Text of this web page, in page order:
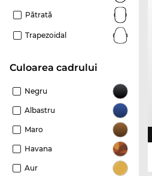
Pătrată
Trapezoidal
Culoarea cadrului
Negru
Albastru
Maro
Havana
Aur